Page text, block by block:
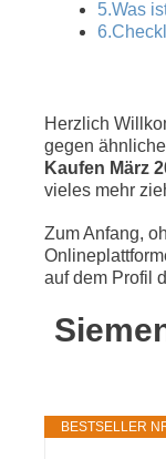
5.Was
Herzlich
gegen
Kaufen März
vieles mehr
Zum Anfang,
auf dem Profil
BESTSELLER